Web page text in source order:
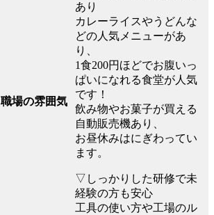
職場の雰囲気
あり
カレーライスやうどんな
どの人気メニューがあ
り、
1食200円ほどでお腹いっ
ぱいになれる食堂が人気
です！
飲み物やお菓子が買える
自動販売機あり、
お昼休みはにぎわってい
ます。
▽しっかりした研修で未
経験の方も安心
工具の使い方や工場のル